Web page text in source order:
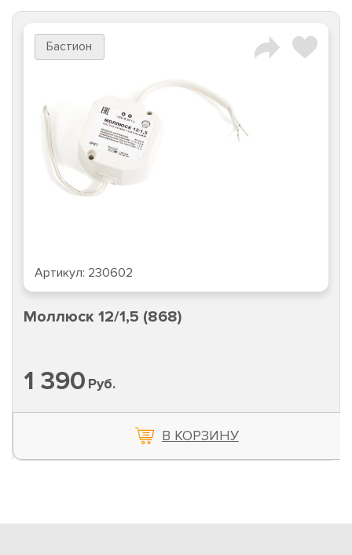
Бастион
Артикул: 230602
Моллюск 12/1,5 (868)
1 390 Руб.
В КОРЗИНУ